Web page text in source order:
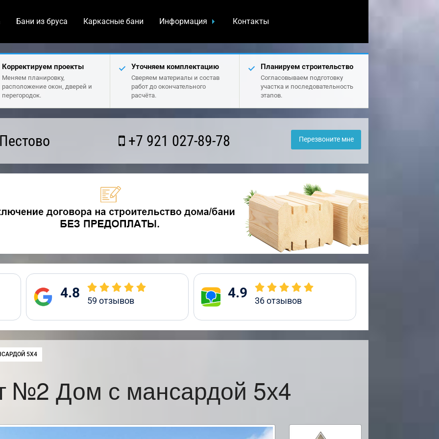
Бани из бруса Каркасные бани Информация Контакты
Корректируем проекты
Меняем планировку,
расположение окон, дверей и
перегородок.
Уточняем комплектацию
Сверяем материалы и состав
работ до окончательного
расчёта.
Планируем строительство
Согласовываем подготовку
участка и последовательность
этапов.
+7 921 027-89-78 Перезвоните мне
4.8 59 отзывов 4.9 36отзывов
5Х4
№2 Дом с мансардой 5х4